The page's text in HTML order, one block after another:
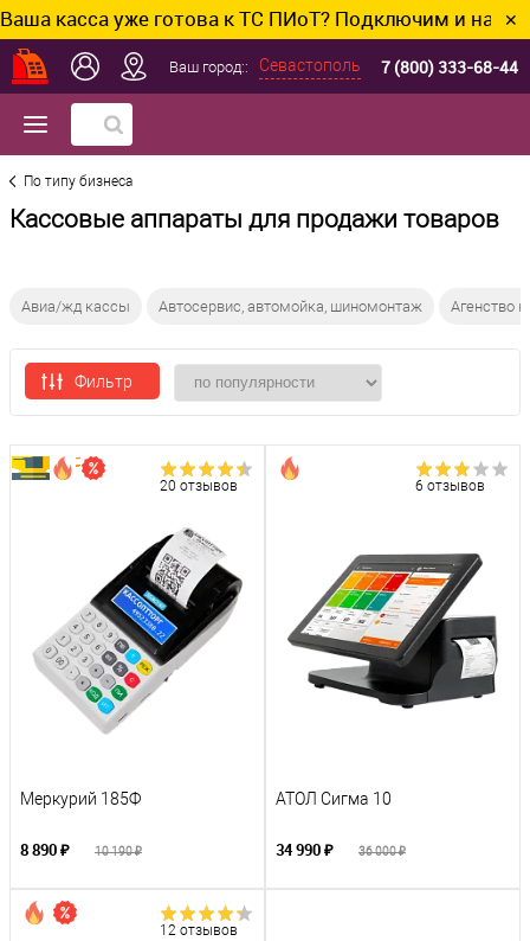
уже готова к ТС ПИоТ? Подключим и настроим ✕
Ваш город:: Севастополь 7 (800) 333-68-44
По типу бизнеса
Кассовые аппараты для продажи товаров
Авиа/жд кассы Автосервис, автомойка, шиномонтаж Агенство
Фильтр
20 отзывов
Меркурий 185Ф
8 890 ₽ 10 190 ₽
6 отзывов
АТОЛ Сигма 10
34 990 ₽ 36 000 ₽
12 отзывов